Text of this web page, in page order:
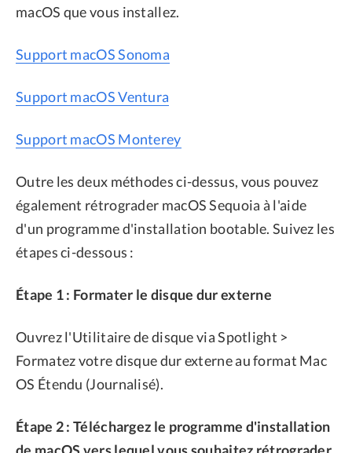
macOS que vous installez.
Support macOS Sonoma
Support macOS Ventura
Support macOS Monterey
Outre les deux méthodes ci-dessus, vous pouvez
également rétrograder macOS Sequoia à l'aide
d'un programme d'installation bootable. Suivez les
étapes ci-dessous :
Étape 1 : Formater le disque dur externe
Ouvrez l'Utilitaire de disque via Spotlight >
Formatez votre disque dur externe au format Mac
OS Étendu (Journalisé).
Étape 2 : Téléchargez le programme d'installation